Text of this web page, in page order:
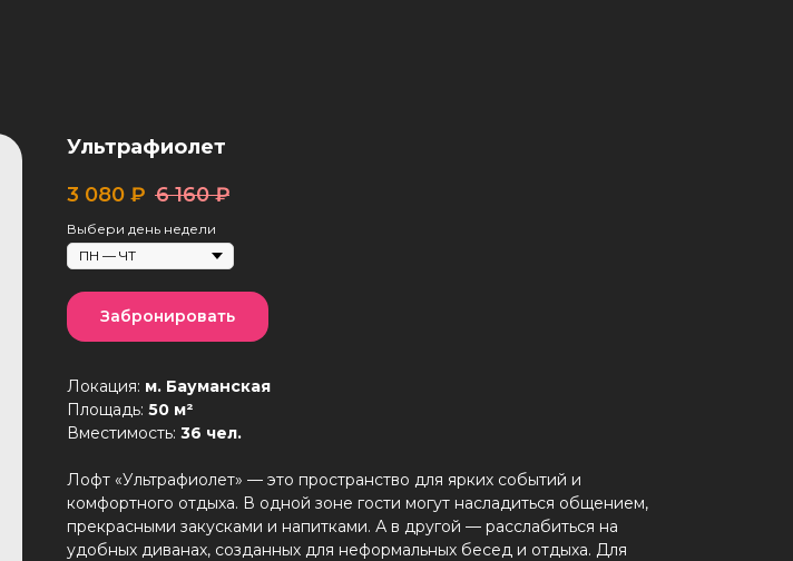
Ультрафиолет
3 080 ₽ 6 160 ₽
Выбери день недели
Забронировать
Локация: м. Бауманская
Площадь: 50 м²
Вместимость: 36 чел.
Лофт «Ультрафиолет» — это пространство для ярких событий и
комфортного отдыха. В одной зоне гости могут насладиться общением,
прекрасными закусками и напитками. А в другой — расслабиться на
удобных диванах, созданных для неформальных бесед и отдыха. Для